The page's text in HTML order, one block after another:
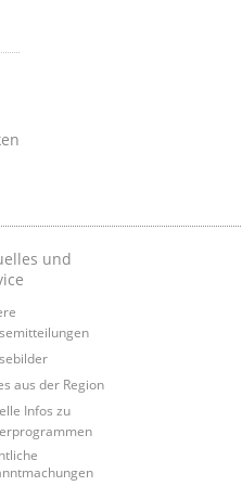
und
aus der Region
Infos zu